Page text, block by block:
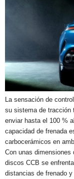
La sensación de
su sistema de tracción
enviar hasta el 100 %
capacidad de frenada
carbocerámicos en
Con unas
discos CCB se
distancias de frenado